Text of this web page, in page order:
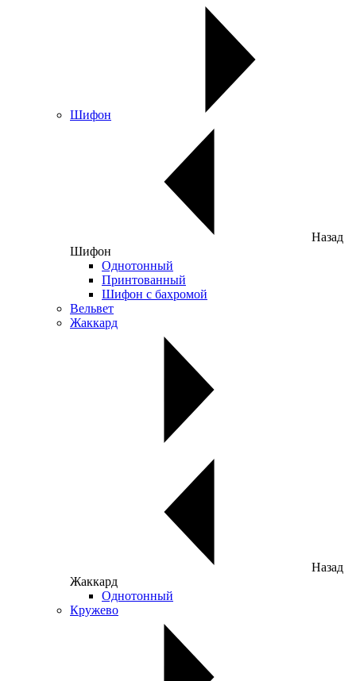
Шифон
Назад
Шифон
Однотонный
Принтованный
Шифон с бахромой
Вельвет
Жаккард
Назад
Жаккард
Однотонный
Кружево